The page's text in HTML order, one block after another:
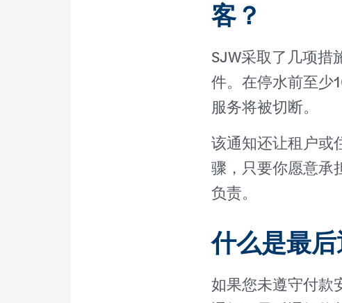
客？
SJW采取了几项措
件。在停水前至少
服务将被切断。
该通知还让租户或
骤，只要你愿意承
负责。
什么是最后
如果您未遵守付款